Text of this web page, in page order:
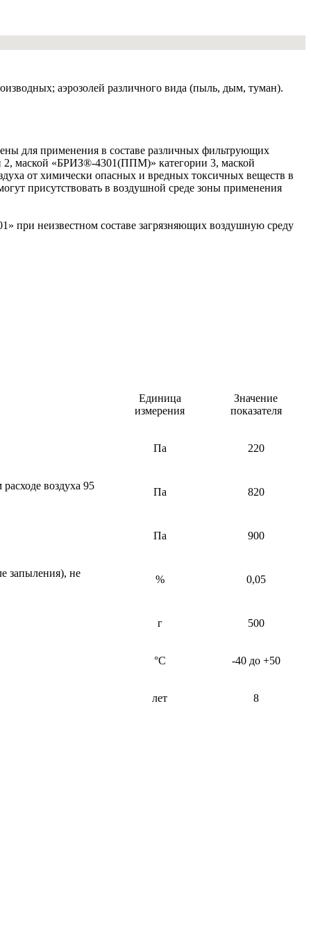
аэрозолей различного вида (пыль, дым, туман).
для применения в составе различных фильтрующих
маской «БРИЗ®-4301(ППМ)» категории 3, маской
от химически опасных и вредных токсичных веществ в
присутствовать в воздушной среде зоны применения
при неизвестном составе загрязняющих воздушную среду
Единица
измерения
Значение
показателя
Па 220
воздуха 95
Па 820
Па 900
запыления), не
% 0,05
г 500
°C -40 до +50
лет 8